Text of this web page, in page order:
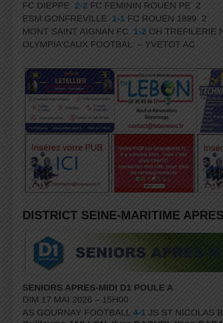
FC DIEPPE 2-2 FC FEMININ ROUEN PE 2
ESM GONFREVILLE 1-1 FC ROUEN 1899 2
MONT SAINT AIGNAN FC 1-2 OH TREFILERIE
OLYMPIA’CAUX FOOTBAL – YVETOT AC
DISTRICT SEINE-MARITIME
SENIORS APRES-MIDI D1 POULE A
DIM 17 MAI 2026 – 15H00
AS GOURNAY FOOTBALL 4-1 JS ST NICOLAS